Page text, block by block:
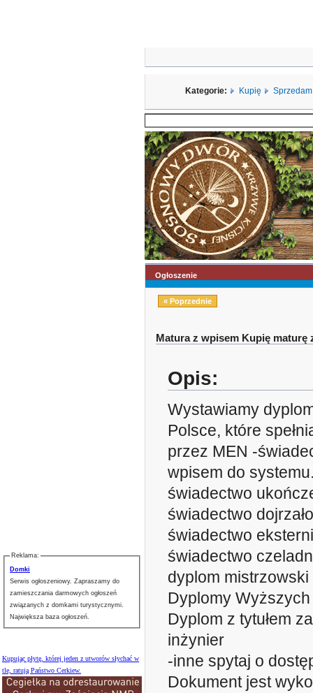
Reklama:
Domki
Serwis ogłoszeniowy. Zapraszamy do
zamieszczania darmowych ogłoszeń
związanych z domkami turystycznymi.
Największa baza ogłoszeń.
Kupując płytę, której jeden z utworów słychać w
tle, ratują Państwo Cerkiew.
Kategorie: Kupię Sprzedam
Ogłoszenie
« Poprzednie
Matura z wpisem Kupię maturę
Opis:
Wystawiamy
Polsce, które
przez MEN -
wpisem do
świadectwo
świadectwo
świadectwo
świadectwo
dyplom mistrzowski
Dyplomy
Dyplom z tytułem
inżynier
-inne spytaj o
Dokument jest